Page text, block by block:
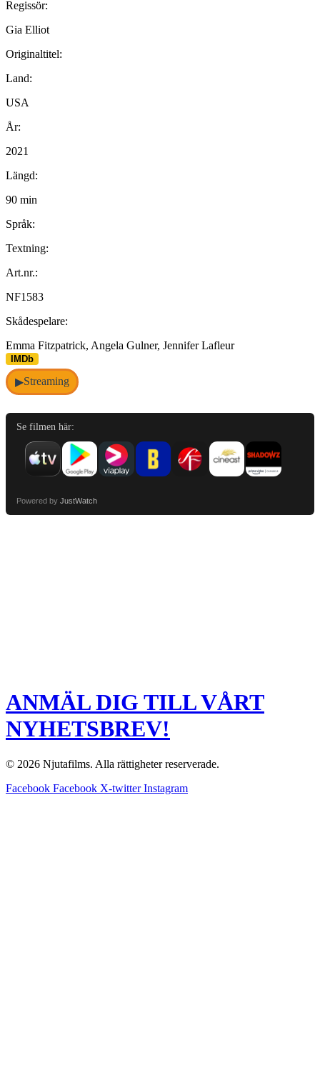
Regissör:
Gia Elliot
Originaltitel:
Land:
USA
År:
2021
Längd:
90 min
Språk:
Textning:
Art.nr.:
NF1583
Skådespelare:
Emma Fitzpatrick, Angela Gulner, Jennifer Lafleur
IMDb
▶Streaming
Se filmen här:
Powered by JustWatch
ANMÄL DIG TILL VÅRT
NYHETSBREV!
© 2026 Njutafilms. Alla rättigheter reserverade.
Facebook Facebook X-twitter Instagram